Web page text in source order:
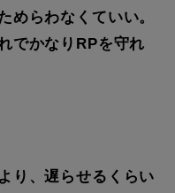
めらわなくていい。
でかなりRPを守れ
り、遅らせるくらい